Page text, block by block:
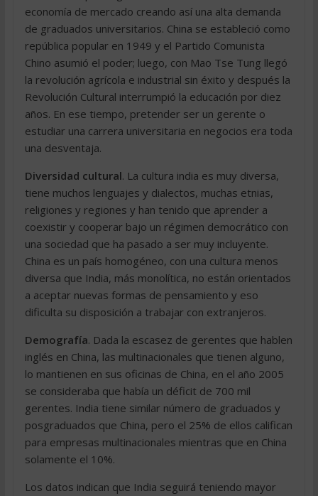
economía de mercado creando así una alta demanda
de graduados universitarios. China se estableció como
república popular en 1949 y el Partido Comunista
Chino asumió el poder; luego, con Mao Tse Tung llegó
la revolución agrícola e industrial sin éxito y después la
Revolución Cultural interrumpió la educación por diez
años. En ese tiempo, pretender ser un gerente o
estudiar una carrera universitaria en negocios era toda
una desventaja.
Diversidad cultural. La cultura india es muy diversa,
tiene muchos lenguajes y dialectos, muchas etnias,
religiones y regiones y han tenido que aprender a
coexistir y cooperar bajo un régimen democrático con
una sociedad que ha pasado a ser muy incluyente.
China es un país homogéneo, con una cultura menos
diversa que India, más monolítica, no están orientados
a aceptar nuevas formas de pensamiento y eso
dificulta su disposición a trabajar con extranjeros.
Demografía. Dada la escasez de gerentes que hablen
inglés en China, las multinacionales que tienen alguno,
lo mantienen en sus oficinas de China, en el año 2005
se consideraba que había un déficit de 700 mil
gerentes. India tiene similar número de graduados y
posgraduados que China, pero el 25% de ellos califican
para empresas multinacionales mientras que en China
solamente el 10%.
Los datos indican que India seguirá teniendo mayor